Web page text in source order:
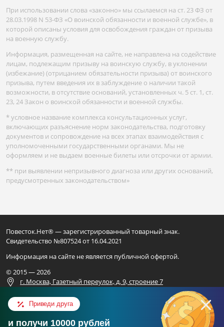
Приведи друга
и получи 10000 рублей
При использовании слова «законно» мы ссылаемся на ст. 23 ФЗ от
28.03.1998 N 53-ФЗ «О воинской обязанности и военной службе», в
которой описаны условия для освобождения граждан от призыва
на военную службу.
Информация, размещенная на сайте, не направлена на содействие
лицам, подлежащим призыву на воинскую службу, в уклонении
(избежание) (отрицанием обязательности призыва) от воинского
призыва, путем введения их в заблуждение о наличии такой
возможности, в отсутствие оснований, установленных ч. 5 ст. 1, ст.
23, 24 Закон о воинской обязанности и военной службы.
* условное название комплекса консультационных услуг,
включающих разъяснение норм законодательства, подготовку
документов и сопровождение на всех этапах взаимодействия с
уполномоченными государственными органами. Мы не
оформляем и не выдаем военные билеты или отсрочки от армии.
** при выявлении непризывного диагноза или других оснований,
предусмотренных законодательством»
ОГРН 325169000248801
г. Москва, Газетный переулок, д. 9, строение 7
Для официальных запросов
Повесток.Нет® — зарегистрированный товарный знак.
Свидетельство №807524 от 16.04.2021
Информация на сайте не является публичной офертой.
© 2015 — 2026